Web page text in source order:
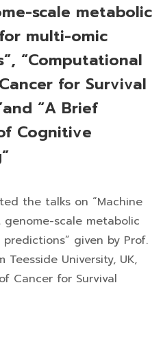
scale metabolic
multi-omic
“Computational
for Survival
“A Brief
Cognitive
talks on “Machine
scale metabolic
given by Prof.
University, UK,
Cancer for Survival